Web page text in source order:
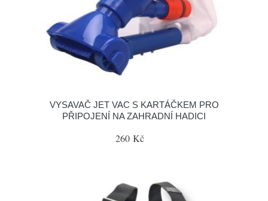
VYSAVAČ JET VAC S KARTÁČKEM PRO
PŘIPOJENÍ NA ZAHRADNÍ HADICI
260 Kč